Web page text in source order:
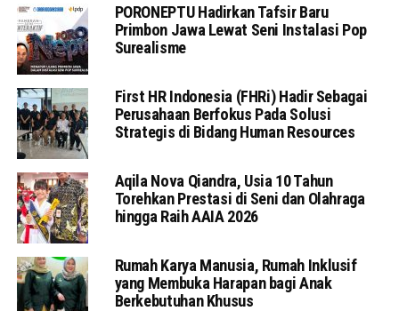
PORONEPTU Hadirkan Tafsir Baru
Primbon Jawa Lewat Seni Instalasi Pop
Surealisme
First HR Indonesia (FHRi) Hadir Sebagai
Perusahaan Berfokus Pada Solusi
Strategis di Bidang Human Resources
Aqila Nova Qiandra, Usia 10 Tahun
Torehkan Prestasi di Seni dan Olahraga
hingga Raih AAIA 2026
Rumah Karya Manusia, Rumah Inklusif
yang Membuka Harapan bagi Anak
Berkebutuhan Khusus